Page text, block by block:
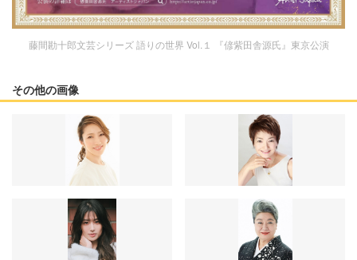
藤間勘十郎文芸シリーズ 語りの世界 Vol.１ 『偐紫田舎源氏』東京公演
その他の画像